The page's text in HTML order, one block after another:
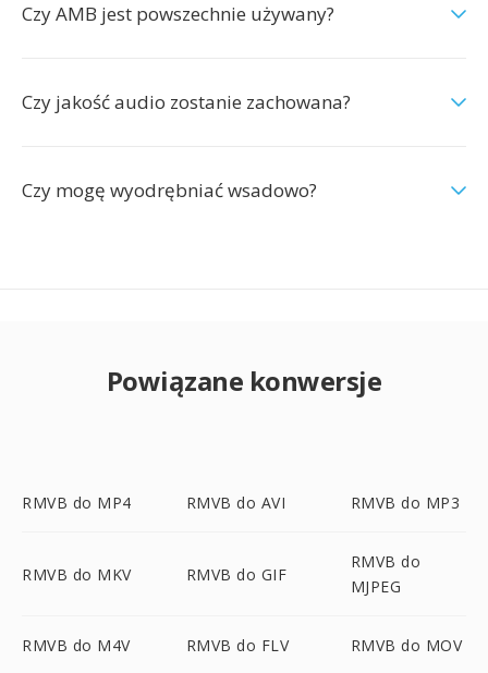
Czy AMB jest powszechnie używany?
Czy jakość audio zostanie zachowana?
Czy mogę wyodrębniać wsadowo?
Powiązane konwersje
RMVB do MP4 RMVB do AVI RMVB do MP3
RMVB do MKV RMVB do GIF
RMVB do
MJPEG
RMVB do M4V RMVB do FLV RMVB do MOV